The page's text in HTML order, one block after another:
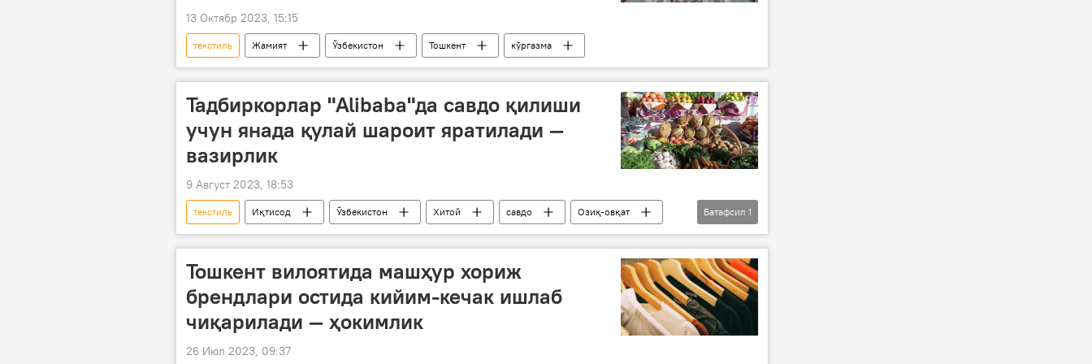
13 Октябр 2023, 15:15
текстиль Жамият Ўзбекистон Тошкент кўргазма
Тадбиркорлар "Alibaba"да савдо қилиши
учун янада қулай шароит яратилади —
вазирлик
9 Август 2023, 18:53
текстиль Иқтисод Ўзбекистон Хитой савдо
Озиқ-овқат
Қишлоқ хўжалиги вазирлиги
Батафсил 1
Тошкент вилоятида машҳур хориж
брендлари остида кийим-кечак ишлаб
чиқарилади — ҳокимлик
26 Июл 2023, 09:37